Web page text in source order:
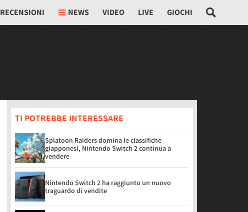
RECENSIONI NEWS VIDEO LIVE GIOCHI
TI POTREBBE INTERESSARE
Splatoon Raiders domina le classifiche
giapponesi, Nintendo Switch 2 continua a
vendere
Nintendo Switch 2 ha raggiunto un nuovo
traguardo di vendite